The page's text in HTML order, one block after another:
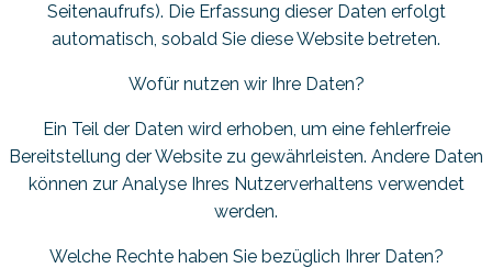
Seitenaufrufs). Die Erfassung dieser Daten erfolgt
automatisch, sobald Sie diese Website betreten.
Wofür nutzen wir Ihre Daten?
Ein Teil der Daten wird erhoben, um eine fehlerfreie
Bereitstellung der Website zu gewährleisten. Andere Daten
können zur Analyse Ihres Nutzerverhaltens verwendet
werden.
Welche Rechte haben Sie bezüglich Ihrer Daten?